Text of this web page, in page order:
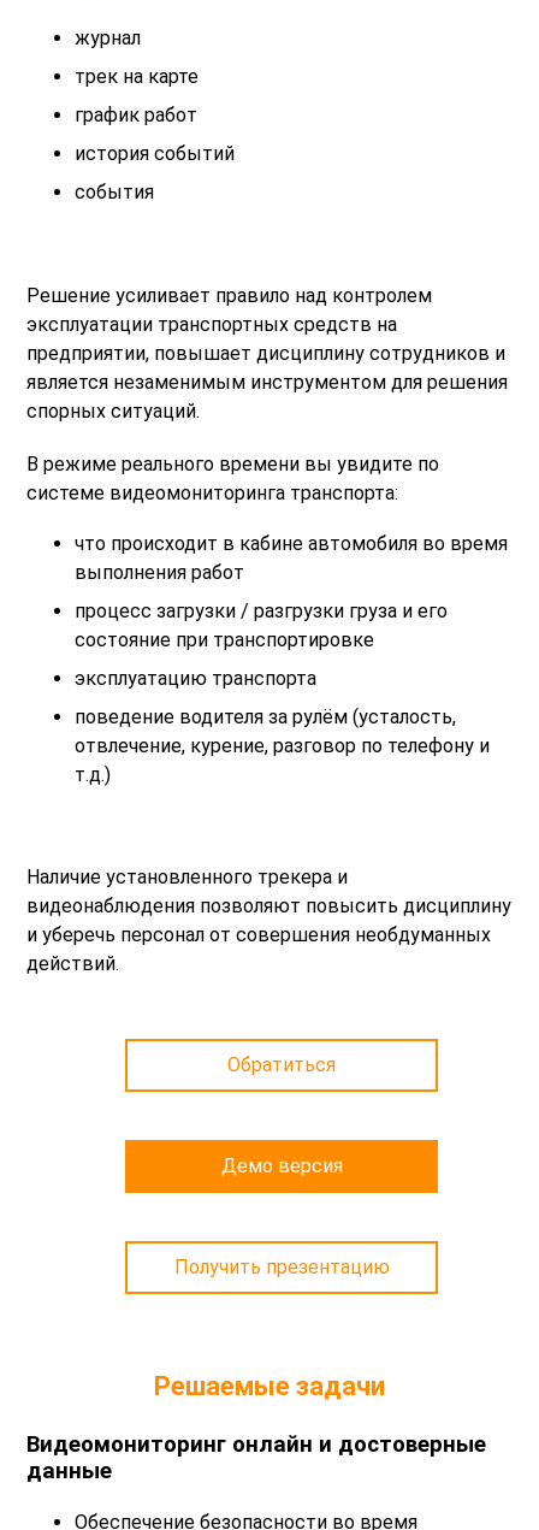
журнал
трек на карте
график работ
история событий
события
Решение усиливает правило над контролем
эксплуатации транспортных средств на
предприятии, повышает дисциплину сотрудников и
является незаменимым инструментом для решения
спорных ситуаций.
В режиме реального времени вы увидите по
системе видеомониторинга транспорта:
что происходит в кабине автомобиля во время
выполнения работ
процесс загрузки / разгрузки груза и его
состояние при транспортировке
эксплуатацию транспорта
поведение водителя за рулём (усталость,
отвлечение, курение, разговор по телефону и
т.д.)
Наличие установленного трекера и
видеонаблюдения позволяют повысить дисциплину
и уберечь персонал от совершения необдуманных
действий.
Обратиться
Демо версия
Получить презентацию
Решаемые задачи
Видеомониторинг онлайн и достоверные
данные
Обеспечение безопасности во время